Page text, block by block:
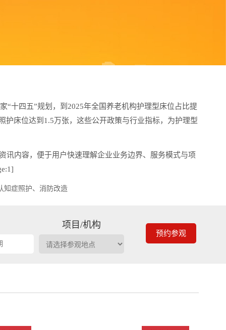
“十四五”规划，到2025年全国养老机构护理型床位占比提
护床位达到1.5万张，这些公开政策与行业指标，为护理型
讯内容，便于用户快速理解企业业务边界、服务模式与项
知症照护、消防改造
项目/机构
预约参观